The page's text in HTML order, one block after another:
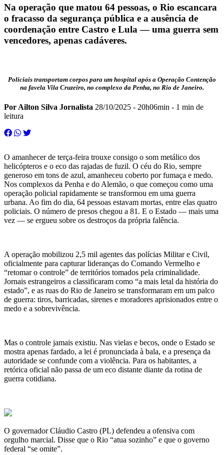
Na operação que matou 64 pessoas, o Rio escancara
o fracasso da segurança pública e a ausência de
coordenação entre Castro e Lula — uma guerra sem
vencedores, apenas cadáveres.
Policiais transportam corpos para um hospital após a Operação Contenção
na favela Vila Cruzeiro, no complexo da Penha, no Rio de Janeiro.
Por Ailton Silva Jornalista 28/10/2025 - 20h06min - 1 min de
leitura
O amanhecer de terça-feira trouxe consigo o som metálico dos
helicópteros e o eco das rajadas de fuzil. O céu do Rio, sempre
generoso em tons de azul, amanheceu coberto por fumaça e medo.
Nos complexos da Penha e do Alemão, o que começou como uma
operação policial rapidamente se transformou em uma guerra
urbana. Ao fim do dia, 64 pessoas estavam mortas, entre elas quatro
policiais. O número de presos chegou a 81. E o Estado — mais uma
vez — se ergueu sobre os destroços da própria falência.
A operação mobilizou 2,5 mil agentes das polícias Militar e Civil,
oficialmente para capturar lideranças do Comando Vermelho e
“retomar o controle” de territórios tomados pela criminalidade.
Jornais estrangeiros a classificaram como “a mais letal da história do
estado”, e as ruas do Rio de Janeiro se transformaram em um palco
de guerra: tiros, barricadas, sirenes e moradores aprisionados entre o
medo e a sobrevivência.
Mas o controle jamais existiu. Nas vielas e becos, onde o Estado se
mostra apenas fardado, a lei é pronunciada à bala, e a presença da
autoridade se confunde com a violência. Para os habitantes, a
retórica oficial não passa de um eco distante diante da rotina de
guerra cotidiana.
O governador Cláudio Castro (PL) defendeu a ofensiva com
orgulho marcial. Disse que o Rio “atua sozinho” e que o governo
federal “se omite”.